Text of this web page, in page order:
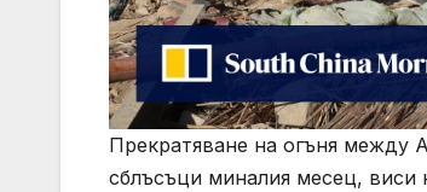
Прекратяване на огъня между
сблъсъци миналия месец, виси